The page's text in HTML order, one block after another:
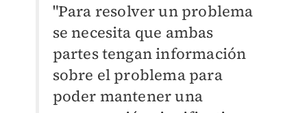
"Para resolver un problema
se necesita que ambas
partes tengan información
sobre el problema para
poder mantener una